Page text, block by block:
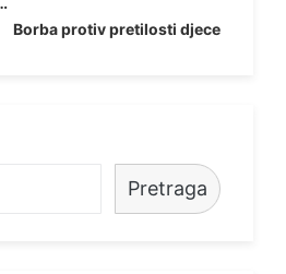
Borba protiv pretilosti djece
Pretraga